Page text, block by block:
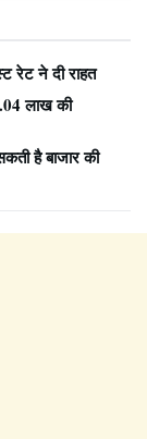
रेट ने दी राहत
लाख की
है बाजार की